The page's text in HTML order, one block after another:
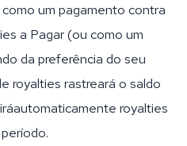
um pagamento contra
a Pagar (ou como um
da preferência do seu
royalties rastreará o saldo
royalties